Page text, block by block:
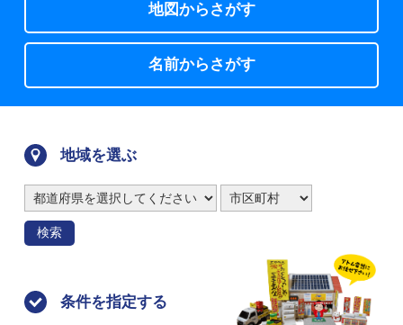
地図からさがす
名前からさがす
地域を選ぶ
検索
条件を指定する